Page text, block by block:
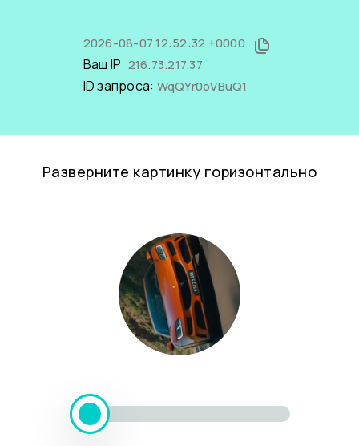
2026-08-07 12:52:32 +0000
Ваш IP: 216.73.217.37
ID запроса: WqQYr0oVBuQ1
Разверните картинку горизонтально